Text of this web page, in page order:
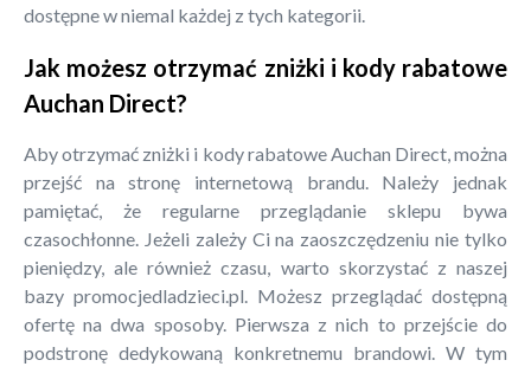
dostępne w niemal każdej z tych kategorii.
Jak możesz otrzymać zniżki i kody rabatowe
Auchan Direct?
Aby otrzymać zniżki i kody rabatowe Auchan Direct, można
przejść na stronę internetową brandu. Należy jednak
pamiętać, że regularne przeglądanie sklepu bywa
czasochłonne. Jeżeli zależy Ci na zaoszczędzeniu nie tylko
pieniędzy, ale również czasu, warto skorzystać z naszej
bazy promocjedladzieci.pl. Możesz przeglądać dostępną
ofertę na dwa sposoby. Pierwsza z nich to przejście do
podstronę dedykowaną konkretnemu brandowi. W tym